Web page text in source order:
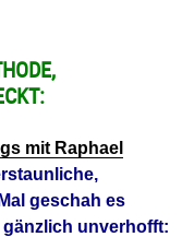
mit Raphael
geschah es
gänzlich unverhofft: